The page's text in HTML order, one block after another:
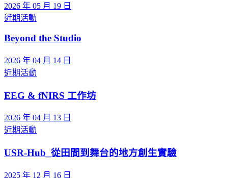
2026 年 05 月 19 日
近期活動
Beyond the Studio
2026 年 04 月 14 日
近期活動
EEG & fNIRS 工作坊
2026 年 04 月 13 日
近期活動
USR-Hub_從田間到舞台的地方創生實驗
2025 年 12 月 16 日